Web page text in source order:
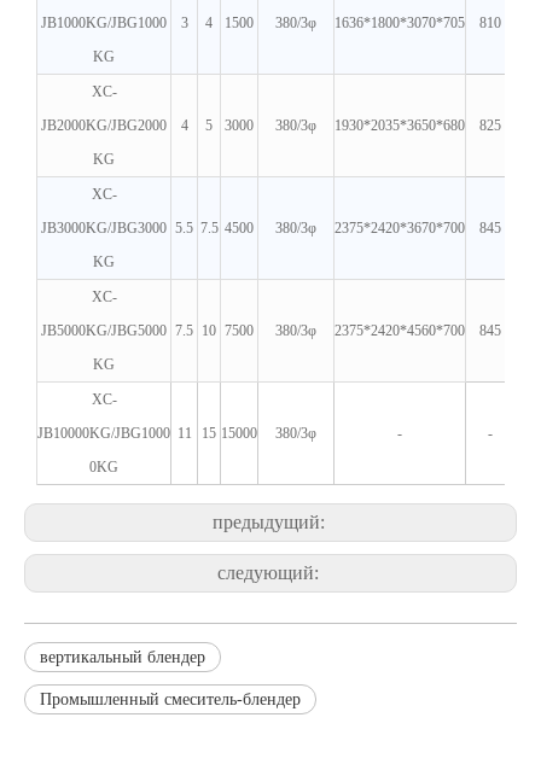
JB1000KG/JBG1000
KG
3 4 1500 380/3φ 1636*1800*3070*705 810
XC-
JB2000KG/JBG2000
KG
4 5 3000 380/3φ 1930*2035*3650*680 825
XC-
JB3000KG/JBG3000
KG
5.5 7.5 4500 380/3φ 2375*2420*3670*700 845
XC-
JB5000KG/JBG5000
KG
7.5 10 7500 380/3φ 2375*2420*4560*700 845
XC-
JB10000KG/JBG1000
0KG
11 15 15000 380/3φ - -
предыдущий:
следующий:
вертикальный блендер
Промышленный смеситель-блендер